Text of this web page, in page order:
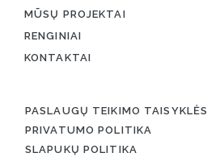
MŪSŲ PROJEKTAI
RENGINIAI
KONTAKTAI
PASLAUGŲ TEIKIMO TAISYKLĖS
PRIVATUMO POLITIKA
SLAPUKŲ POLITIKA